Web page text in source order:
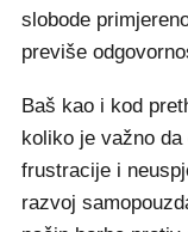
slobode
previše
Baš kao i kod
koliko je važno
frustracije i
razvoj